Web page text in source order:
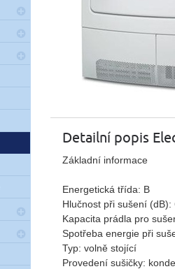
Detailní popis
Základní informace
Energetická třída: B
Hlučnost při sušení (dB):
Kapacita prádla pro
Spotřeba energie při
Typ: volně stojící
Provedení sušičky: